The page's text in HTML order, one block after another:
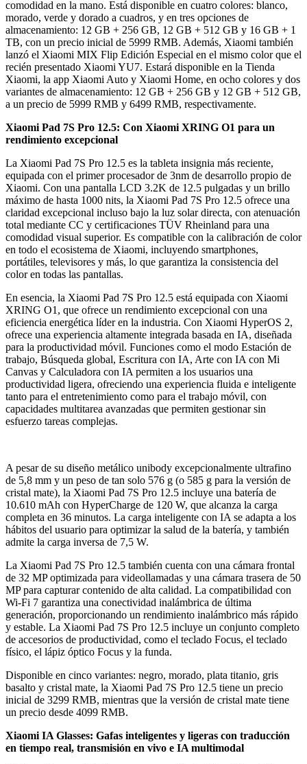
comodidad en la mano. Está disponible en cuatro colores: blanco,
morado, verde y dorado a cuadros, y en tres opciones de
almacenamiento: 12 GB + 256 GB, 12 GB + 512 GB y 16 GB + 1
TB, con un precio inicial de 5999 RMB. Además, Xiaomi también
lanzó el Xiaomi MIX Flip Edición Especial en el mismo color que el
recién presentado Xiaomi YU7. Estará disponible en la Tienda
Xiaomi, la app Xiaomi Auto y Xiaomi Home, en ocho colores y dos
variantes de almacenamiento: 12 GB + 256 GB y 12 GB + 512 GB,
a un precio de 5999 RMB y 6499 RMB, respectivamente.
Xiaomi Pad 7S Pro 12.5: Con Xiaomi XRING O1 para un
rendimiento excepcional
La Xiaomi Pad 7S Pro 12.5 es la tableta insignia más reciente,
equipada con el primer procesador de 3nm de desarrollo propio de
Xiaomi. Con una pantalla LCD 3.2K de 12.5 pulgadas y un brillo
máximo de hasta 1000 nits, la Xiaomi Pad 7S Pro 12.5 ofrece una
claridad excepcional incluso bajo la luz solar directa, con atenuación
total mediante CC y certificaciones TÜV Rheinland para una
comodidad visual superior. Es compatible con la calibración de color
en todo el ecosistema de Xiaomi, incluyendo smartphones,
portátiles, televisores y más, lo que garantiza la consistencia del
color en todas las pantallas.
En esencia, la Xiaomi Pad 7S Pro 12.5 está equipada con Xiaomi
XRING O1, que ofrece un rendimiento excepcional con una
eficiencia energética líder en la industria. Con Xiaomi HyperOS 2,
ofrece una experiencia altamente integrada basada en IA, diseñada
para la productividad móvil. Funciones como el modo Estación de
trabajo, Búsqueda global, Escritura con IA, Arte con IA con Mi
Canvas y Calculadora con IA permiten a los usuarios una
productividad ligera, ofreciendo una experiencia fluida e inteligente
tanto para el entretenimiento como para el trabajo móvil, con
capacidades multitarea avanzadas que permiten gestionar sin
esfuerzo tareas complejas.
A pesar de su diseño metálico unibody excepcionalmente ultrafino
de 5,8 mm y un peso de tan solo 576 g (o 585 g para la versión de
cristal mate), la Xiaomi Pad 7S Pro 12.5 incluye una batería de
10.610 mAh con HyperCharge de 120 W, que alcanza la carga
completa en 36 minutos. La carga inteligente con IA se adapta a los
hábitos del usuario para optimizar la salud de la batería, y también
admite la carga inversa de 7,5 W.
La Xiaomi Pad 7S Pro 12.5 también cuenta con una cámara frontal
de 32 MP optimizada para videollamadas y una cámara trasera de 50
MP para capturar contenido de alta calidad. La compatibilidad con
Wi-Fi 7 garantiza una conectividad inalámbrica de última
generación, proporcionando un rendimiento inalámbrico más rápido
y estable. La Xiaomi Pad 7S Pro 12.5 incluye un conjunto completo
de accesorios de productividad, como el teclado Focus, el teclado
físico, el lápiz óptico Focus y la funda.
Disponible en cinco variantes: negro, morado, plata titanio, gris
basalto y cristal mate, la Xiaomi Pad 7S Pro 12.5 tiene un precio
inicial de 3299 RMB, mientras que la versión de cristal mate tiene
un precio desde 4099 RMB.
Xiaomi IA Glasses: Gafas inteligentes y ligeras con traducción
en tiempo real, transmisión en vivo e IA multimodal